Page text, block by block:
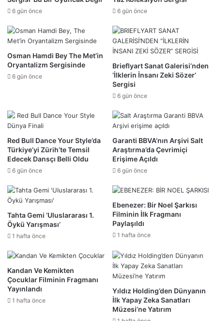
6 gün önce 6 gün önce
Osman Hamdi Bey The Met’in
Oryantalizm Sergisinde
6 gün önce
Brieflyart Sanat Galerisi’nden
‘İlklerin İnsanı Zeki Sözer’
Sergisi
6 gün önce
Red Bull Dance Your Style’da
Türkiye’yi Zürih’te Temsil
Edecek Dansçı Belli Oldu
6 gün önce
Garanti BBVA’nın Arşivi Salt
Araştırma’da Çevrimiçi
Erişime Açıldı
6 gün önce
Tahta Gemi ‘Uluslararası 1.
Öykü Yarışması’
1 hafta önce
Ebenezer: Bir Noel Şarkısı
Filminin İlk Fragmanı
Paylaşıldı
1 hafta önce
Kandan Ve Kemikten
Çocuklar Filminin Fragmanı
Yayınlandı
1 hafta önce
Yıldız Holding’den Dünyanın
İlk Yapay Zeka Sanatları
Müzesi’ne Yatırım